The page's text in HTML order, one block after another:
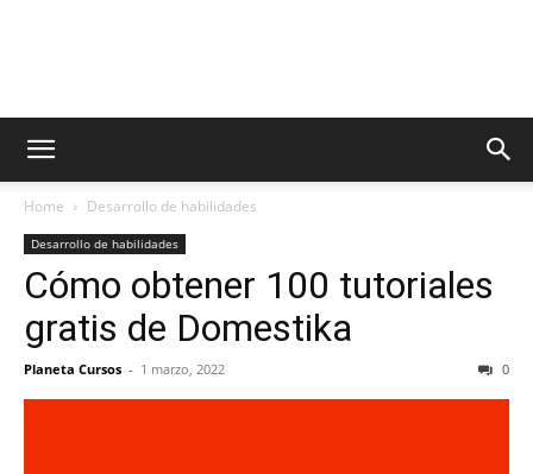
Home Desarrollo de habilidades
Desarrollo de habilidades
Cómo obtener 100 tutoriales
gratis de Domestika
Planeta Cursos - 1 marzo, 2022 0